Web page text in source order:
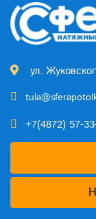
ул.
+7(4872) 57-